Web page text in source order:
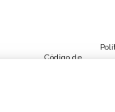
Código de